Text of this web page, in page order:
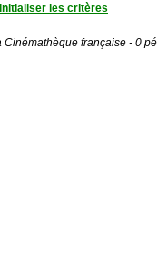
les critères
Cinémathèque française - 0